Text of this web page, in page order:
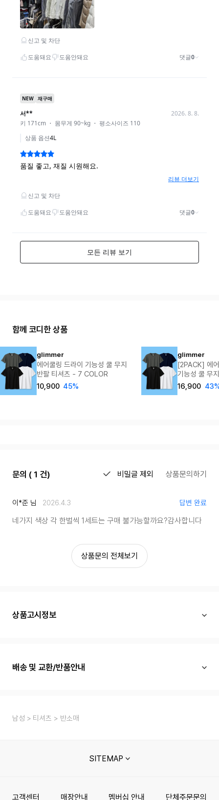
함께 코디한 상품
glimmer
에어쿨링 드라이 기능성 쿨 무지
반팔 티셔츠 - 7 COLOR
10,900 45%
glimmer
[2PACK] 에
기능성 쿨 무
16,900
문의 ( 1 건) 비밀글 제외 상품문의하기
이*준 님 2026.4.3 답변 완료
네가지 색상 각 한벌씩 1세트는 구매 불가능할까요?감사합니다
상품문의 전체보기
상품고시정보
배송 및 교환/반품안내
남성 티셔츠 반소매
SITEMAP
고객센터 매장안내 멤버십 안내 단체주문문의